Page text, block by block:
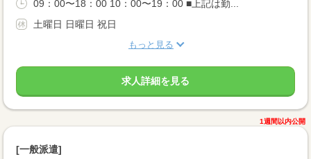
09：00〜18：00 10：00〜19：00 ■上記は勤...
土曜日 日曜日 祝日
もっと見る
求人詳細を見る
1週間以内公開
[一般派遣]